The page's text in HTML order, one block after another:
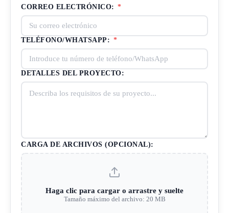
CORREO ELECTRÓNICO: *
TELÉFONO/WHATSAPP: *
DETALLES DEL PROYECTO:
CARGA DE ARCHIVOS (OPCIONAL):
Haga clic para cargar o arrastre y suelte
Tamaño máximo del archivo: 20 MB